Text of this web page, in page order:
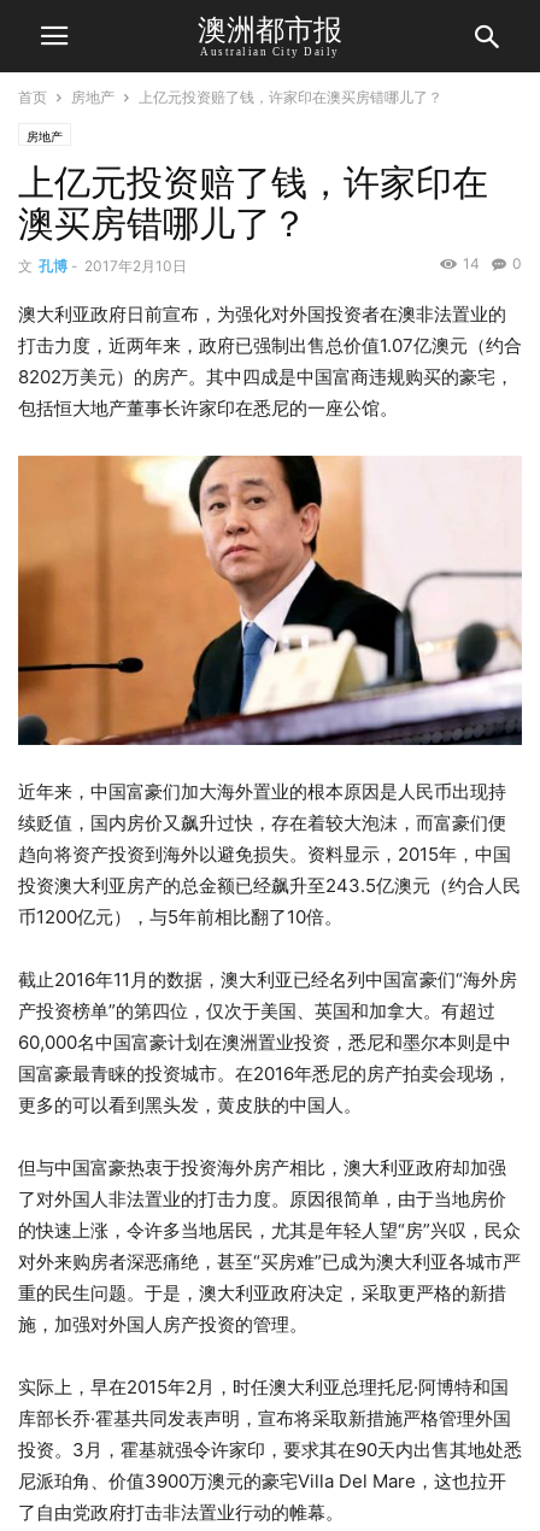
澳洲都市报
Australian City Daily
首页 房地产 上亿元投资赔了钱，许家印在澳买房错哪儿了？
房地产
上亿元投资赔了钱，许家印在
澳买房错哪儿了？
文 孔博 - 2017年2月10日 0
14
澳大利亚政府日前宣布，为强化对外国投资者在澳非法置业的
打击力度，近两年来，政府已强制出售总价值1.07亿澳元（约合
8202万美元）的房产。其中四成是中国富商违规购买的豪宅，
包括恒大地产董事长许家印在悉尼的一座公馆。
近年来，中国富豪们加大海外置业的根本原因是人民币出现持
续贬值，国内房价又飙升过快，存在着较大泡沫，而富豪们便
趋向将资产投资到海外以避免损失。资料显示，2015年，中国
投资澳大利亚房产的总金额已经飙升至243.5亿澳元（约合人民
币1200亿元），与5年前相比翻了10倍。
截止2016年11月的数据，澳大利亚已经名列中国富豪们“海外房
产投资榜单”的第四位，仅次于美国、英国和加拿大。有超过
60,000名中国富豪计划在澳洲置业投资，悉尼和墨尔本则是中
国富豪最青睐的投资城市。在2016年悉尼的房产拍卖会现场，
更多的可以看到黑头发，黄皮肤的中国人。
但与中国富豪热衷于投资海外房产相比，澳大利亚政府却加强
了对外国人非法置业的打击力度。原因很简单，由于当地房价
的快速上涨，令许多当地居民，尤其是年轻人望“房”兴叹，民众
对外来购房者深恶痛绝，甚至“买房难”已成为澳大利亚各城市严
重的民生问题。于是，澳大利亚政府决定，采取更严格的新措
施，加强对外国人房产投资的管理。
实际上，早在2015年2月，时任澳大利亚总理托尼·阿博特和国
库部长乔·霍基共同发表声明，宣布将采取新措施严格管理外国
投资。3月，霍基就强令许家印，要求其在90天内出售其地处悉
尼派珀角、价值3900万澳元的豪宅Villa Del Mare，这也拉开
了自由党政府打击非法置业行动的帷幕。